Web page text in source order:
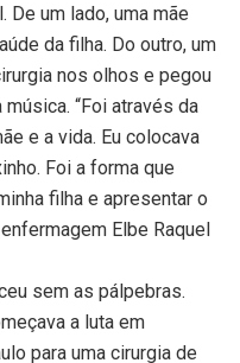
De um lado, uma mãe
da filha. Do outro, um
nos olhos e pegou
“Foi através da
e a vida. Eu colocava
Foi a forma que
filha e apresentar o
Elbe Raquel
sem as pálpebras.
a luta em
para uma cirurgia de